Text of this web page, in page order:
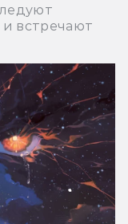
встречают